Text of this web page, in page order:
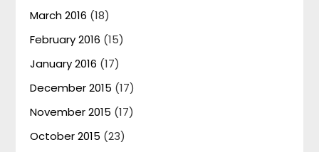
March 2016 (18)
February 2016 (15)
January 2016 (17)
December 2015 (17)
November 2015 (17)
October 2015 (23)